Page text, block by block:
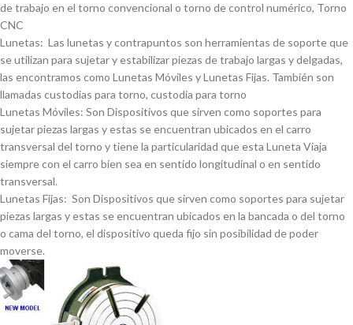
de trabajo en el torno convencional o torno de control numérico, Torno
CNC
Lunetas: Las lunetas y contrapuntos son herramientas de soporte que
se utilizan para sujetar y estabilizar piezas de trabajo largas y delgadas,
las encontramos como Lunetas Móviles y Lunetas Fijas. También son
llamadas custodias para torno, custodia para torno
Lunetas Móviles: Son Dispositivos que sirven como soportes para
sujetar piezas largas y estas se encuentran ubicados en el carro
transversal del torno y tiene la particularidad que esta Luneta Viaja
siempre con el carro bien sea en sentido longitudinal o en sentido
transversal.
Lunetas Fijas: Son Dispositivos que sirven como soportes para sujetar
piezas largas y estas se encuentran ubicados en la bancada o del torno
o cama del torno, el dispositivo queda fijo sin posibilidad de poder
moverse.